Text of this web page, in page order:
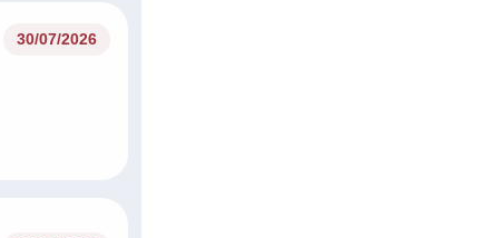
30/07/2026